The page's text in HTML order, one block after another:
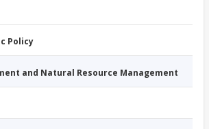
Policy
and Natural Resource Management